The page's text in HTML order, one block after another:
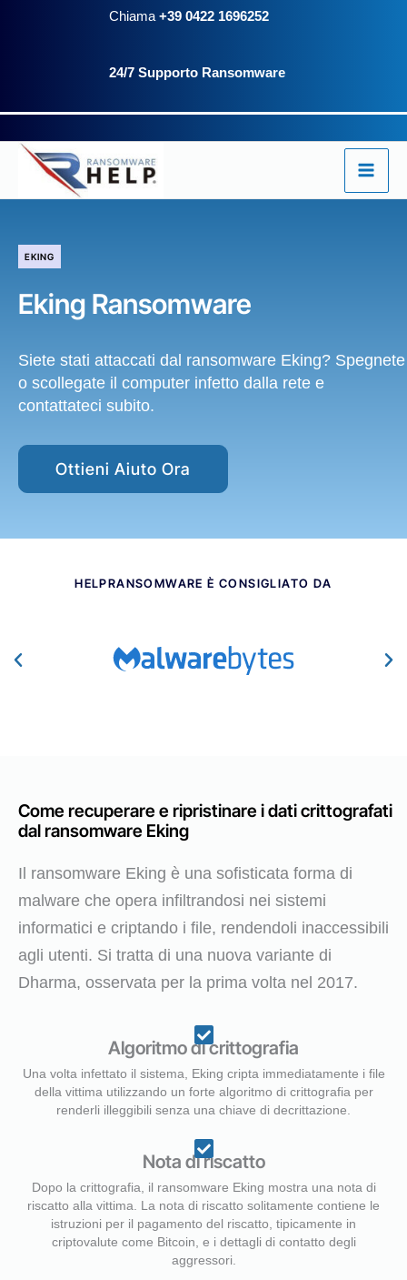
Chiama +39 0422 1696252
24/7 Supporto Ransomware
EKING
Eking Ransomware
Siete stati attaccati dal ransomware Eking? Spegnete
o scollegate il computer infetto dalla rete e
contattateci subito.
Ottieni Aiuto Ora
HELPRANSOMWARE È CONSIGLIATO DA​
Come recuperare e ripristinare i dati crittografati
dal ransomware Eking
Il ransomware Eking è una sofisticata forma di
malware che opera infiltrandosi nei sistemi
informatici e criptando i file, rendendoli inaccessibili
agli utenti. Si tratta di una nuova variante di
Dharma, osservata per la prima volta nel 2017.
Algoritmo di crittografia
Una volta infettato il sistema, Eking cripta immediatamente i file
della vittima utilizzando un forte algoritmo di crittografia per
renderli illeggibili senza una chiave di decrittazione.
Nota di riscatto
Dopo la crittografia, il ransomware Eking mostra una nota di
riscatto alla vittima. La nota di riscatto solitamente contiene le
istruzioni per il pagamento del riscatto, tipicamente in
criptovalute come Bitcoin, e i dettagli di contatto degli
aggressori.